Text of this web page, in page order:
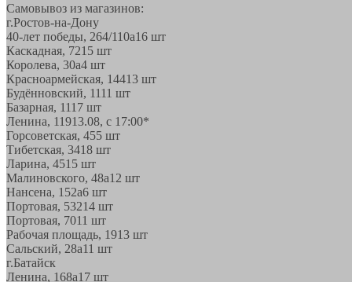
Самовывоз из магазинов:
г.Ростов-на-Дону
40-лет победы, 264/110а16 шт
Каскадная, 7215 шт
Королева, 30а4 шт
Красноармейская, 14413 шт
Будённовский, 1111 шт
Базарная, 1117 шт
Ленина, 11913.08, с 17:00*
Горсоветская, 455 шт
Тибетская, 3418 шт
Ларина, 4515 шт
Малиновского, 48а12 шт
Нансена, 152а6 шт
Портовая, 53214 шт
Портовая, 7011 шт
Рабочая площадь, 1913 шт
Сальский, 28a11 шт
г.Батайск
Ленина, 168а17 шт